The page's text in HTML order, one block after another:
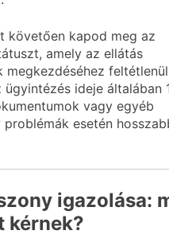
követően kapod meg az
amely az ellátás
megkezdéséhez feltétlenül
ügyintézés ideje általában
vagy egyéb
esetén
igazolása:
kérnek?